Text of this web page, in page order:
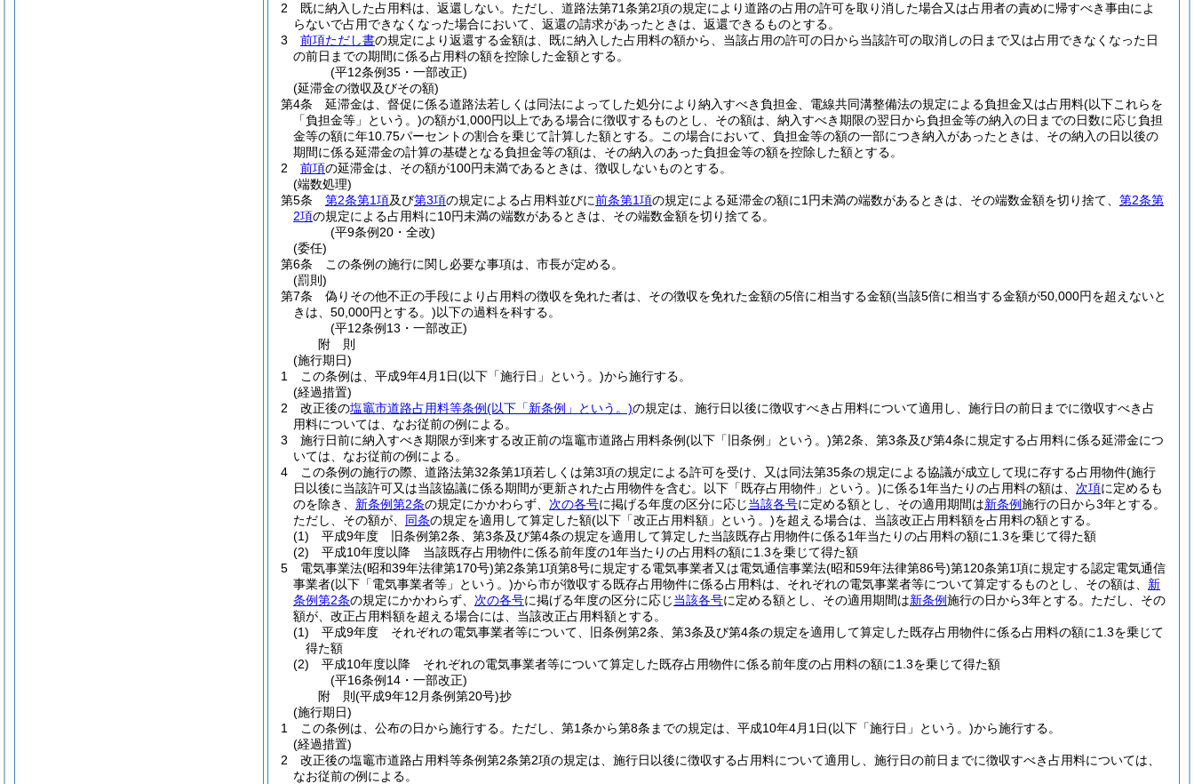
2
既に納入した占用料は、返還しない。 ただし、道路法第71条第2項の規定により道路の占用の許可を取り消した場合又は占用者の責めに帰すべき事由によ
らないで占用できなくなった場合において、返還の請求があったときは、返還できるものとする。
3
前項ただし書の規定により返還する金額は、既に納入した占用料の額から、当該占用の許可の日から当該許可の取消しの日まで又は占用できなくなった日
の前日までの期間に係る占用料の額を控除した金額とする。
(平12条例35・一部改正)
(延滞金の徴収及びその額)
第4条
延滞金は、督促に係る道路法若しくは同法によってした処分により納入すべき負担金、電線共同溝整備法の規定による負担金又は占用料(以下これらを
「負担金等」という。)の額が1,000円以上である場合に徴収するものとし、その額は、納入すべき期限の翌日から負担金等の納入の日までの日数に応じ負担
金等の額に年10.75パーセントの割合を乗じて計算した額とする。
この場合において、負担金等の額の一部につき納入があったときは、その納入の日以後の
期間に係る延滞金の計算の基礎となる負担金等の額は、その納入のあった負担金等の額を控除した額とする。
2
前項の延滞金は、その額が100円未満であるときは、徴収しないものとする。
(端数処理)
第5条
第2条第1項及び第3項の規定による占用料並びに前条第1項の規定による延滞金の額に1円未満の端数があるときは、その端数金額を切り捨て、 第2条第
2項の規定による占用料に10円未満の端数があるときは、その端数金額を切り捨てる。
(平9条例20・全改)
(委任)
第6条
この条例の施行に関し必要な事項は、市長が定める。
(罰則)
第7条
偽りその他不正の手段により占用料の徴収を免れた者は、その徴収を免れた金額の5倍に相当する金額(当該5倍に相当する金額が50,000円を超えないと
きは、50,000円とする。)以下の過料を科する。
(平12条例13・一部改正)
附 則
(施行期日)
1
この条例は、平成9年4月1日(以下「施行日」という。)から施行する。
(経過措置)
2
改正後の塩竈市道路占用料等条例(以下「新条例」という。)の規定は、施行日以後に徴収すべき占用料について適用し、施行日の前日までに徴収すべき占
用料については、なお従前の例による。
3
施行日前に納入すべき期限が到来する改正前の塩竈市道路占用料条例(以下「旧条例」という。)第2条、第3条及び第4条に規定する占用料に係る延滞金につ
いては、なお従前の例による。
4
この条例の施行の際、道路法第32条第1項若しくは第3項の規定による許可を受け、又は同法第35条の規定による協議が成立して現に存する占用物件(施行
日以後に当該許可又は当該協議に係る期間が更新された占用物件を含む。以下「既存占用物件」という。)に係る1年当たりの占用料の額は、 次項に定めるも
のを除き、 新条例第2条の規定にかかわらず、 次の各号に掲げる年度の区分に応じ当該各号に定める額とし、その適用期間は新条例施行の日から3年とする。
ただし、その額が、 同条の規定を適用して算定した額(以下「改正占用料額」という。)を超える場合は、当該改正占用料額を占用料の額とする。
(1)
平成9年度 旧条例第2条、第3条及び第4条の規定を適用して算定した当該既存占用物件に係る1年当たりの占用料の額に1.3を乗じて得た額
(2)
平成10年度以降 当該既存占用物件に係る前年度の1年当たりの占用料の額に1.3を乗じて得た額
5
電気事業法(昭和39年法律第170号)第2条第1項第8号に規定する電気事業者又は電気通信事業法(昭和59年法律第86号)第120条第1項に規定する認定電気通信
事業者(以下「電気事業者等」という。)から市が徴収する既存占用物件に係る占用料は、それぞれの電気事業者等について算定するものとし、その額は、 新
条例第2条の規定にかかわらず、 次の各号に掲げる年度の区分に応じ当該各号に定める額とし、その適用期間は新条例施行の日から3年とする。 ただし、その
額が、改正占用料額を超える場合には、当該改正占用料額とする。
(1)
平成9年度 それぞれの電気事業者等について、旧条例第2条、第3条及び第4条の規定を適用して算定した既存占用物件に係る占用料の額に1.3を乗じて
得た額
(2)
平成10年度以降 それぞれの電気事業者等について算定した既存占用物件に係る前年度の占用料の額に1.3を乗じて得た額
(平16条例14・一部改正)
附 則(平成9年12月条例第20号)抄
(施行期日)
1
この条例は、公布の日から施行する。 ただし、第1条から第8条までの規定は、平成10年4月1日(以下「施行日」という。)から施行する。
(経過措置)
2
改正後の塩竈市道路占用料等条例第2条第2項の規定は、施行日以後に徴収する占用料について適用し、施行日の前日までに徴収すべき占用料については、
なお従前の例による。